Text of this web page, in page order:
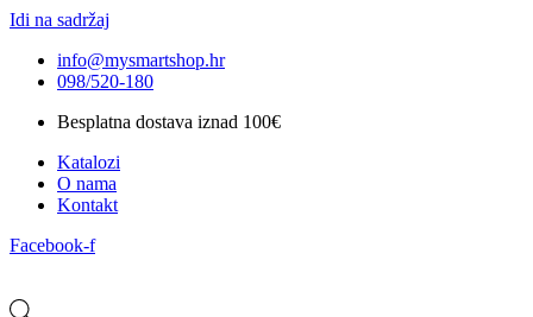
Idi na sadržaj
info@mysmartshop.hr
098/520-180
Besplatna dostava iznad 100€
Katalozi
O nama
Kontakt
Facebook-f